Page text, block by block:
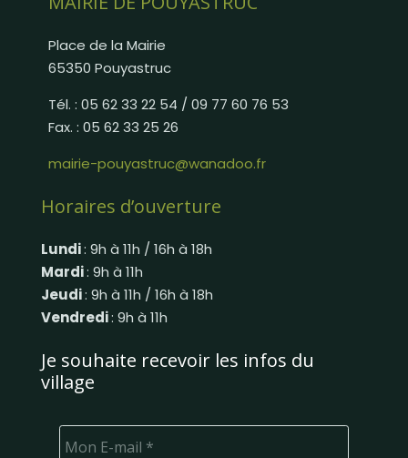
Place de la Mairie
65350 Pouyastruc
Tél. : 05 62 33 22 54 / 09 77 60 76 53
Fax. : 05 62 33 25 26
mairie-pouyastruc@wanadoo.fr
Horaires d’ouverture
Lundi: 9h à 11h / 16h à 18h
Mardi: 9h à 11h
Jeudi: 9h à 11h / 16h à 18h
Vendredi: 9h à 11h
Je souhaite recevoir les infos du
village